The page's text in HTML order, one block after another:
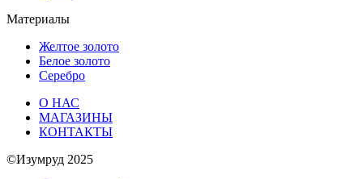
Материалы
Желтое золото
Белое золото
Серебро
О НАС
МАГАЗИНЫ
КОНТАКТЫ
©Изумруд 2025